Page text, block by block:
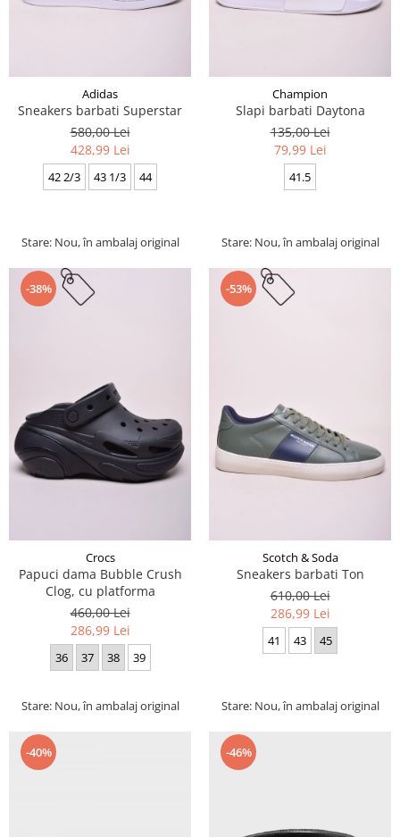
Adidas
Sneakers barbati Superstar
580,00 Lei
428,99 Lei
42 2/3 43 1/3 44
Stare: Nou, în ambalaj original
Champion
Slapi barbati Daytona
135,00 Lei
79,99 Lei
41.5
Stare: Nou, în ambalaj original
-38%
Crocs
Papuci dama Bubble Crush
Clog, cu platforma
460,00 Lei
286,99 Lei
36 37 38 39
Stare: Nou, în ambalaj original
-53%
Scotch & Soda
Sneakers barbati Ton
610,00 Lei
286,99 Lei
41 43 45
Stare: Nou, în ambalaj original
-40% -46%